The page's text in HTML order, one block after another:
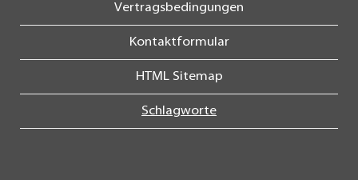
Vertragsbedingungen
Kontaktformular
HTML Sitemap
Schlagworte